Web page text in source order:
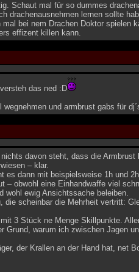
Schaut mal für so dummes
drachenausnehmen lernen sollte
bei nem Drachen Doktor spielen
effizent killen kann.
das ned :D
und armbrust gabs für
davon steht, dass die
– klar.
es dann mit beispielsweise 1h und
– obwohl eine Einhandwaffe viel
wohl ewig Ansichtssache beleiben.
die scheinbar die Mehrheit vertritt:
3 Stück ne Menge Skillpunkte.
Grund, warum ich zwischen Jagen
der Krallen an der Hand hat, net